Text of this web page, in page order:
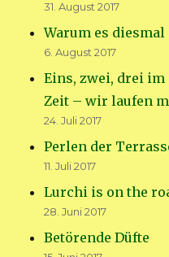
31. August 2017
Warum es
6. August 2017
Eins, zwei, drei
Zeit – wir laufen
24. Juli 2017
Perlen der
11. Juli 2017
Lurchi is on the
28. Juni 2017
Betörende Düfte